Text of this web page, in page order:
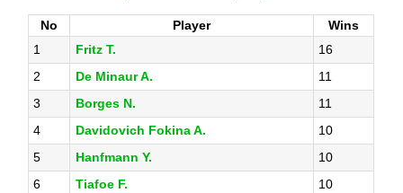
No Player
Wins
1
Fritz T.
16
2
De Minaur A.
11
3
Borges N.
11
4
Davidovich Fokina A.
10
5
Hanfmann Y.
10
6
Tiafoe F.
10